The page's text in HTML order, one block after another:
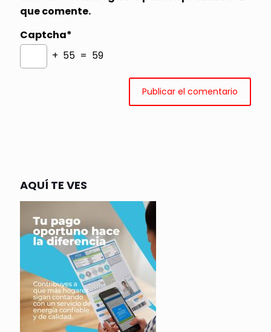
que comente.
Captcha*
+ 55 = 59
AQUÍ TE VES